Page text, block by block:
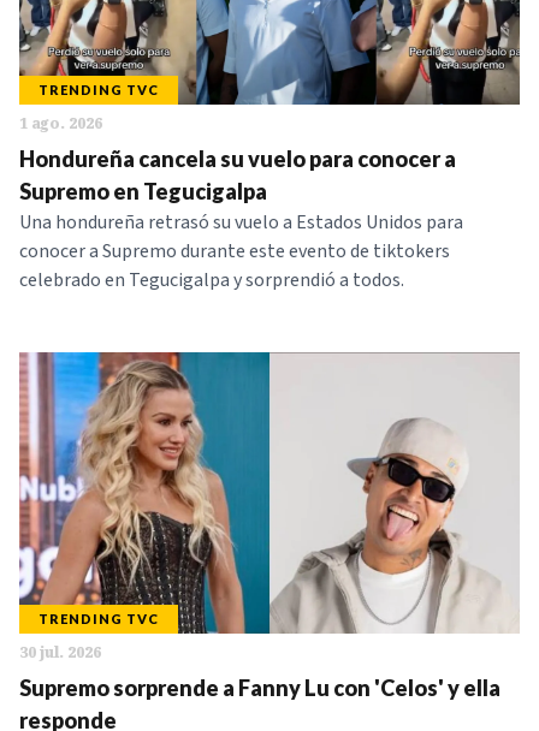
TRENDING TVC
1 ago. 2026
Hondureña cancela su vuelo para conocer a
Supremo en Tegucigalpa
Una hondureña retrasó su vuelo a Estados Unidos para
conocer a Supremo durante este evento de tiktokers
celebrado en Tegucigalpa y sorprendió a todos.
TRENDING TVC
30 jul. 2026
Supremo sorprende a Fanny Lu con 'Celos' y ella
responde